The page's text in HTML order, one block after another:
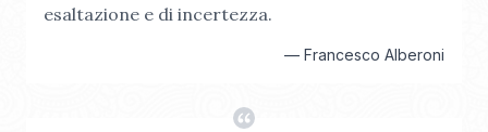
esaltazione e di incertezza.
— Francesco Alberoni